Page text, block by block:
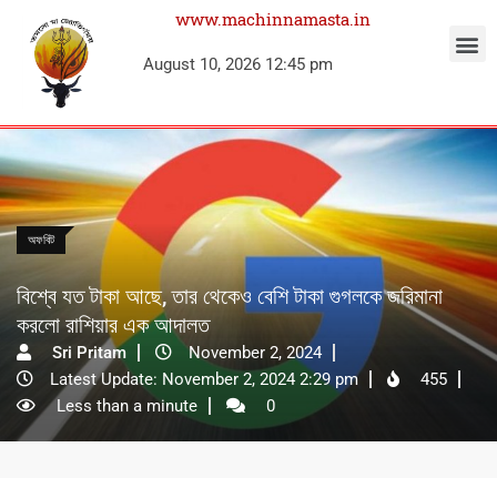
www.machinnamasta.in
August 10, 2026 12:45 pm
অফবিট
বিশ্বে যত টাকা আছে, তার থেকেও বেশি টাকা গুগলকে জরিমানা
করলো রাশিয়ার এক আদালত
Sri Pritam
November 2, 2024
Latest Update: November 2, 2024 2:29 pm
455
Less than a minute
0